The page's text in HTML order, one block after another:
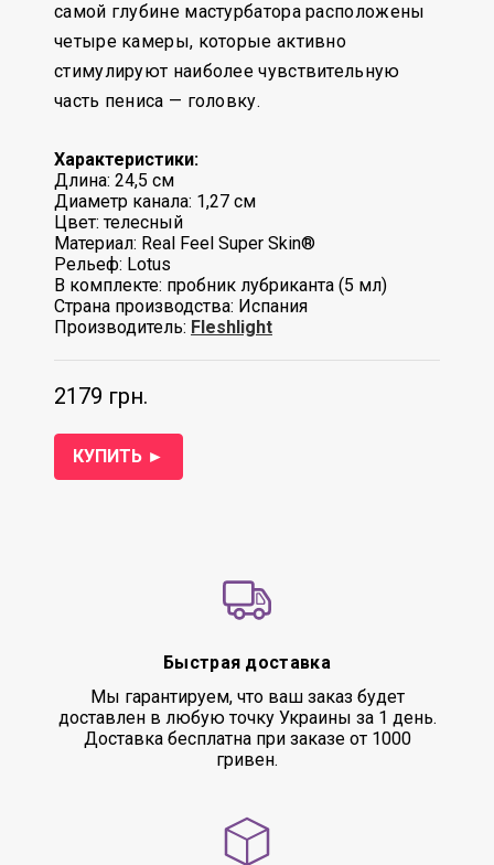
самой глубине мастурбатора расположены
четыре камеры, которые активно
стимулируют наиболее чувствительную
часть пениса — головку.
Характеристики:
Длина: 24,5 см
Диаметр канала: 1,27 см
Цвет: телесный
Материал: Real Feel Super Skin®
Рельеф: Lotus
В комплекте: пробник лубриканта (5 мл)
Страна производства: Испания
Производитель: Fleshlight
КУПИТЬ ►
2179 грн.
Быстрая доставка
Мы гарантируем, что ваш заказ будет
доставлен в любую точку Украины за 1 день.
Доставка бесплатна при заказе от 1000
гривен.